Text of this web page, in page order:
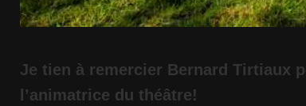
Je tien à remercier Bernard Tirtiaux
l’animatrice du théâtre!